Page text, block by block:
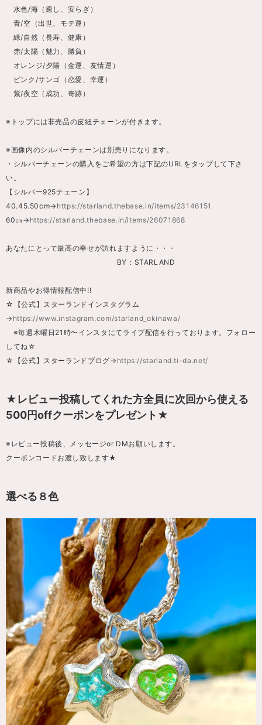
水色/海（癒し、安らぎ）
青/空（出世、モテ運）
緑/自然（長寿、健康）
赤/太陽（魅力、勝負）
オレンジ/夕陽（金運、友情運）
ピンク/サンゴ（恋愛、幸運）
紫/夜空（成功、奇跡）
※トップには非売品の皮紐チェーンが付きます。
※画像内のシルバーチェーンは別売りになります。
・シルバーチェーンの購入をご希望の方は下記のURLをタップして下さ
い。
【シルバー925チェーン】
40.45.50cm→ https://starland.thebase.in/items/23146151
60㎝→ https://starland.thebase.in/items/26071868
あなたにとって最高の幸せが訪れますように・・・
BY：STARLAND
新商品やお得情報配信中!!
☆【公式】スターランドインスタグラム
→ https://www.instagram.com/starland_okinawa/
※毎週木曜日21時〜インスタにてライブ配信を行っております。フォロー
してね☆
☆【公式】スターランドブログ→ https://starland.ti-da.net/
★レビュー投稿してくれた方全員に次回から使える
500円offクーポンをプレゼント★
※レビュー投稿後、メッセージor DMお願いします。
クーポンコードお渡し致します★
選べる８色